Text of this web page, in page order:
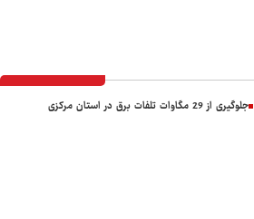
جلوگیری از 29 مگاوات تلفات برق در استان مرکزی